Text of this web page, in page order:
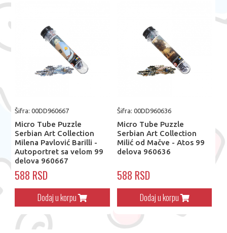
Šifra: 00DD960667
Micro Tube Puzzle
Serbian Art Collection
Milena Pavlović Barilli -
Autoportret sa velom 99
delova 960667
588 RSD
Dodaj u korpu
Šifra: 00DD960636
Micro Tube Puzzle
Serbian Art Collection
Milić od Mačve - Atos 99
delova 960636
588 RSD
Dodaj u korpu